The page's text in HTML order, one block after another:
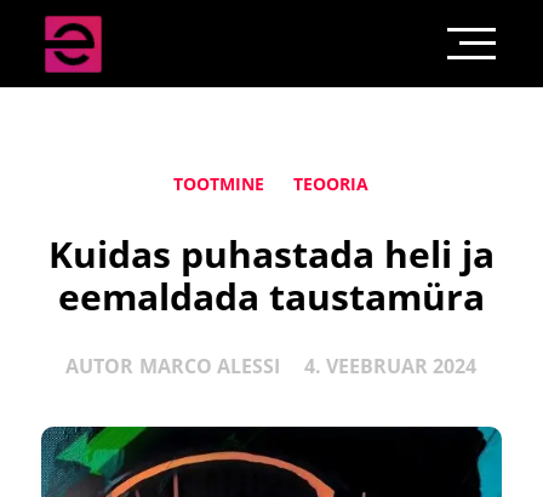
TOOTMINE TEOORIA
Kuidas puhastada heli ja
eemaldada taustamüra
AUTOR MARCO ALESSI 4. VEEBRUAR 2024